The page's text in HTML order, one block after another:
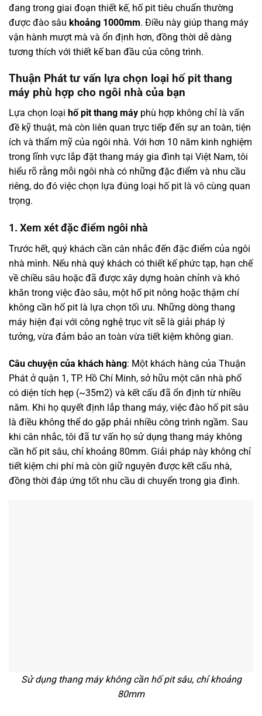
đang trong giai đoạn thiết kế, hố pit tiêu chuẩn thường
được đào sâu khoảng 1000mm. Điều này giúp thang máy
vận hành mượt mà và ổn định hơn, đồng thời dễ dàng
tương thích với thiết kế ban đầu của công trình.
Thuận Phát tư vấn lựa chọn loại hố pit thang
máy phù hợp cho ngôi nhà của bạn
Lựa chọn loại hố pit thang máy phù hợp không chỉ là vấn
đề kỹ thuật, mà còn liên quan trực tiếp đến sự an toàn, tiện
ích và thẩm mỹ của ngôi nhà. Với hơn 10 năm kinh nghiệm
trong lĩnh vực lắp đặt thang máy gia đình tại Việt Nam, tôi
hiểu rõ rằng mỗi ngôi nhà có những đặc điểm và nhu cầu
riêng, do đó việc chọn lựa đúng loại hố pit là vô cùng quan
trọng.
1. Xem xét đặc điểm ngôi nhà
Trước hết, quý khách cần cân nhắc đến đặc điểm của ngôi
nhà mình. Nếu nhà quý khách có thiết kế phức tạp, hạn chế
về chiều sâu hoặc đã được xây dựng hoàn chỉnh và khó
khăn trong việc đào sâu, một hố pit nông hoặc thậm chí
không cần hố pit là lựa chọn tối ưu. Những dòng thang
máy hiện đại với công nghệ trục vít sẽ là giải pháp lý
tưởng, vừa đảm bảo an toàn vừa tiết kiệm không gian.
Câu chuyện của khách hàng: Một khách hàng của Thuận
Phát ở quận 1, TP. Hồ Chí Minh, sở hữu một căn nhà phố
có diện tích hẹp (~35m2) và kết cấu đã ổn định từ nhiều
năm. Khi họ quyết định lắp thang máy, việc đào hố pit sâu
là điều không thể do gặp phải nhiều công trình ngầm. Sau
khi cân nhắc, tôi đã tư vấn họ sử dụng thang máy không
cần hố pit sâu, chỉ khoảng 80mm. Giải pháp này không chỉ
tiết kiệm chi phí mà còn giữ nguyên được kết cấu nhà,
đồng thời đáp ứng tốt nhu cầu di chuyển trong gia đình.
Sử dụng thang máy không cần hố pit sâu, chỉ khoảng
80mm